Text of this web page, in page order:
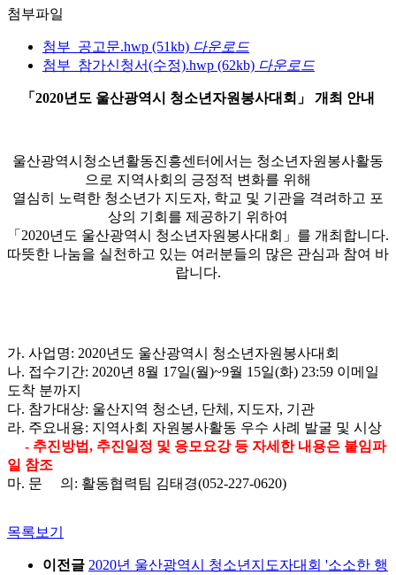
첨부파일
첨부_공고문.hwp (51kb) 다운로드
첨부_참가신청서(수정).hwp (62kb) 다운로드
「2020년도 울산광역시 청소년자원봉사대회」 개최 안내
울산광역시청소년활동진흥센터에서는 청소년자원봉사활동
으로 지역사회의 긍정적 변화를 위해
열심히 노력한 청소년가 지도자, 학교 및 기관을 격려하고 포
상의 기회를 제공하기 위하여
「2020년도 울산광역시 청소년자원봉사대회」를 개최합니다.
따뜻한 나눔을 실천하고 있는 여러분들의 많은 관심과 참여 바
랍니다.
가. 사업명: 2020년도 울산광역시 청소년자원봉사대회
나. 접수기간: 2020년 8월 17일(월)~9월 15일(화) 23:59 이메일
도착 분까지
다. 참가대상: 울산지역 청소년, 단체, 지도자, 기관
라. 주요내용: 지역사회 자원봉사활동 우수 사례 발굴 및 시상
- 추진방법, 추진일정 및 응모요강 등 자세한 내용은 붙임파
일 참조
마. 문 의: 활동협력팀 김태경(052-227-0620)
목록보기
이전글 2020년 울산광역시 청소년지도자대회 '소소한 행